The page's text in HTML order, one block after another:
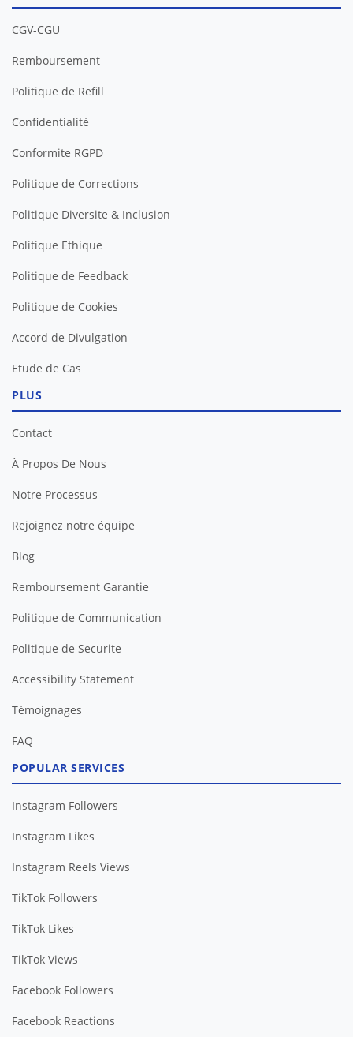
CGV-CGU
Remboursement
Politique de Refill
Confidentialité
Conformite RGPD
Politique de Corrections
Politique Diversite & Inclusion
Politique Ethique
Politique de Feedback
Politique de Cookies
Accord de Divulgation
Etude de Cas
PLUS
Contact
À Propos De Nous
Notre Processus
Rejoignez notre équipe
Blog
Remboursement Garantie
Politique de Communication
Politique de Securite
Accessibility Statement
Témoignages
FAQ
POPULAR SERVICES
Instagram Followers
Instagram Likes
Instagram Reels Views
TikTok Followers
TikTok Likes
TikTok Views
Facebook Followers
Facebook Reactions